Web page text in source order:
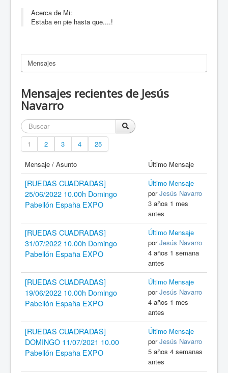
Acerca de Mi:
Estaba en pie hasta que....!
Mensajes
Mensajes recientes de Jesús
Navarro
1 2 3 4 25
Mensaje / Asunto Último Mensaje
[RUEDAS CUADRADAS]
25/06/2022 10.00h Domingo
Pabellón España EXPO
Último Mensaje
porJesús Navarro
3 años 1 mes
antes
[RUEDAS CUADRADAS]
31/07/2022 10.00h Domingo
Pabellón España EXPO
Último Mensaje
porJesús Navarro
4 años 1 semana
antes
[RUEDAS CUADRADAS]
19/06/2022 10.00h Domingo
Pabellón España EXPO
Último Mensaje
porJesús Navarro
4 años 1 mes
antes
[RUEDAS CUADRADAS]
DOMINGO 11/07/2021 10.00
Pabellón España EXPO
Último Mensaje
porJesús Navarro
5 años 4 semanas
antes